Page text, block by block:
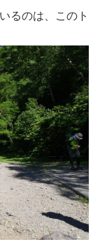
るのは、このト